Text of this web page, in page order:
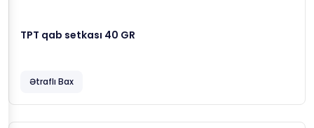
TPT qab setkası 40 GR
Ətraflı Bax